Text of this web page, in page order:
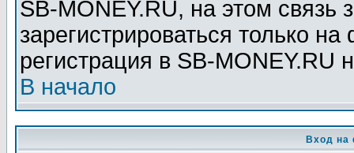
SB-MONEY.RU, на этом связь
зарегистрироваться только
регистрация в SB-MONEY.RU
В начало
Вход на